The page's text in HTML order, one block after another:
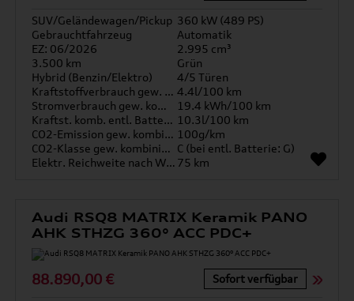
SUV/Geländewagen/Pickup 360 kW (489 PS)
Gebrauchtfahrzeug
Automatik
EZ: 06/2026
2.995 cm³
3.500 km
Grün
Hybrid (Benzin/Elektro)
4/5 Türen
Kraftstoffverbrauch gew. kombiniert 4.4l/100 km
Stromverbrauch gew. kombiniert
19.4 kWh/100 km
Kraftst. komb. entl. Batterie 10.3l/100 km
CO2-Emission gew. kombiniert 100g/km
CO2-Klasse gew. kombiniert C (bei entl. Batterie: G)
Elektr. Reichweite nach WLTP* 75 km
Audi RSQ8 MATRIX Keramik PANO
AHK STHZG 360° ACC PDC+
88.890,00 € Sofort verfügbar